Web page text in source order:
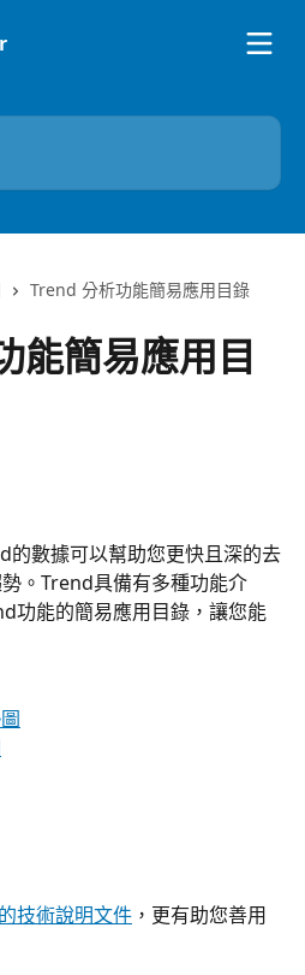
Trend 分析功能簡易應用目錄
能簡易應用目
數據可以幫助您更快且深的去
。Trend具備有多種功能介
功能的簡易應用目錄，讓您能
技術說明文件 ，更有助您善用